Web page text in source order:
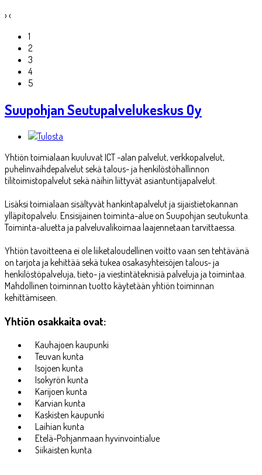
›‹
1
2
3
4
5
Suupohjan Seutupalvelukeskus Oy
Yhtiön toimialaan kuuluvat ICT -alan palvelut, verkkopalvelut,
puhelinvaihdepalvelut sekä talous- ja henkilöstöhallinnon
tilitoimistopalvelut sekä näihin liittyvät asiantuntijapalvelut.
Lisäksi toimialaan sisältyvät hankintapalvelut ja sijaistietokannan
ylläpitopalvelu. Ensisijainen toiminta-alue on Suupohjan seutukunta.
Toiminta-aluetta ja palveluvalikoimaa laajennetaan tarvittaessa.
Yhtiön tavoitteena ei ole liiketaloudellinen voitto vaan sen tehtävänä
on tarjota ja kehittää sekä tukea osakasyhteisöjen talous- ja
henkilöstöpalveluja, tieto- ja viestintäteknisiä palveluja ja toimintaa.
Mahdollinen toiminnan tuotto käytetään yhtiön toiminnan
kehittämiseen.
Yhtiön osakkaita ovat:
Kauhajoen kaupunki
Teuvan kunta
Isojoen kunta
Isokyrön kunta
Karijoen kunta
Karvian kunta
Kaskisten kaupunki
Laihian kunta
Etelä-Pohjanmaan hyvinvointialue
Siikaisten kunta